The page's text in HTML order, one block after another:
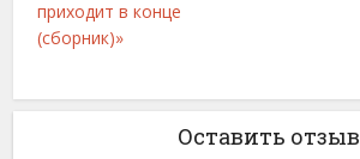
приходит в конце
(сборник)»
Оставить отзыв